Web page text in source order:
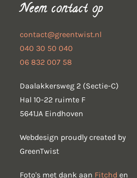
Neem contact op
contact@greentwist.nl
040 30 50 040
06 832 007 58
Daalakkersweg 2 (Sectie-C)
Hal 10-22 ruimte F
5641JA Eindhoven
Webdesign proudly created by
GreenTwist
Foto's met dank aan Fitchd en